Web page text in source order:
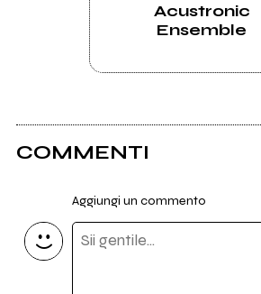
Acustronic
Ensemble
COMMENTI
Aggiungi un commento